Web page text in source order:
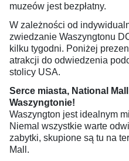
muzeów jest bezpłatny.
W zależności od
zwiedzanie Waszyngtonu
kilku tygodni. Poniżej
atrakcji do odwiedzenia
stolicy USA.
Serce miasta, National
Waszyngtonie!
Waszyngton jest idealnym
Niemal wszystkie warte
zabytki, skupione są tu na
Mall.